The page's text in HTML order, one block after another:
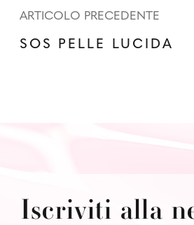
ARTICOLO PRECEDENTE
SOS PELLE LUCIDA
Iscriviti alla